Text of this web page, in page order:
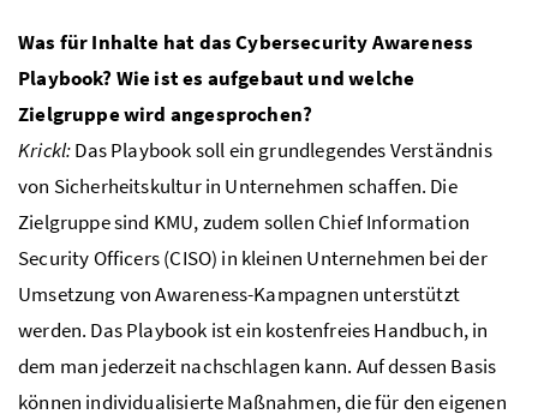
Was für Inhalte hat das Cybersecurity Awareness
Playbook? Wie ist es aufgebaut und welche
Zielgruppe wird angesprochen?
Krickl:Das Playbook soll ein grundlegendes Verständnis
von Sicherheitskultur in Unternehmen schaffen. Die
Zielgruppe sind KMU, zudem sollen Chief Information
Security Officers (CISO) in kleinen Unternehmen bei der
Umsetzung von Awareness-Kampagnen unterstützt
werden. Das Playbook ist ein kostenfreies Handbuch, in
dem man jederzeit nachschlagen kann. Auf dessen Basis
können individualisierte Maßnahmen, die für den eigenen